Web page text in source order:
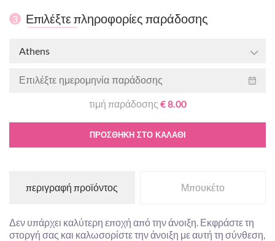
3 Επιλέξτε πληροφορίες παράδοσης
Athens
τιμή παράδοσης € 8.00
ΠΡΟΣΘΉΚΗ ΣΤΟ ΚΑΛΆΘΙ
περιγραφή προϊόντος Μπουκέτο
Δεν υπάρχει καλύτερη εποχή από την άνοιξη. Εκφράστε τη
στοργή σας και καλωσορίστε την άνοιξη με αυτή τη σύνθεση,